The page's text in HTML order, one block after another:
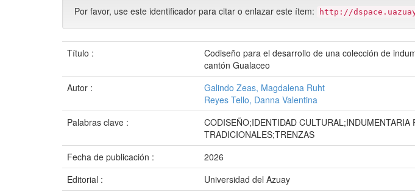
Por favor, use este identificador para citar o enlazar este ítem: http://
Título :
Codiseño para el desarrollo de una colección de
cantón Gualaceo
Autor :
Galindo Zeas, Magdalena Ruht
Reyes Tello, Danna Valentina
Palabras clave :
CODISEÑO;IDENTIDAD
TRADICIONALES;TRENZAS
Fecha de publicación :
2026
Editorial :
Universidad del Azuay